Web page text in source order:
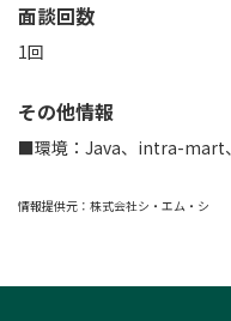
面談回数
1回
その他情報
■環境：Java、intra-mart
情報提供元： 株式会社シ・エム・シ